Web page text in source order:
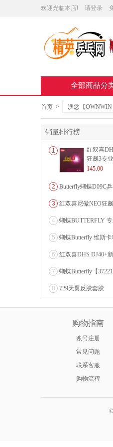
欢迎光临本店! 请登录
全部商品分
首页 > 澳悠【OWNWIN
销量排行榜
1
红双喜
狂飙3专
粘性反胶
145.00
2
Butterfly蝴蝶D09C
3
红双喜尼傲NEO狂
4
蝴蝶BUTTERFLY
5
蝴蝶Butterfly 维斯
6
红双喜DHS DJ40+
7
蝴蝶Butterfly【
8 729天翼反胶套胶
购物指南
账号注册
常见问题
联系客服
购物流程